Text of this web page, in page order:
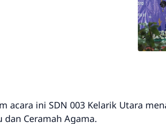
acara ini SDN 003 Kelarik Utara
dan Ceramah Agama.